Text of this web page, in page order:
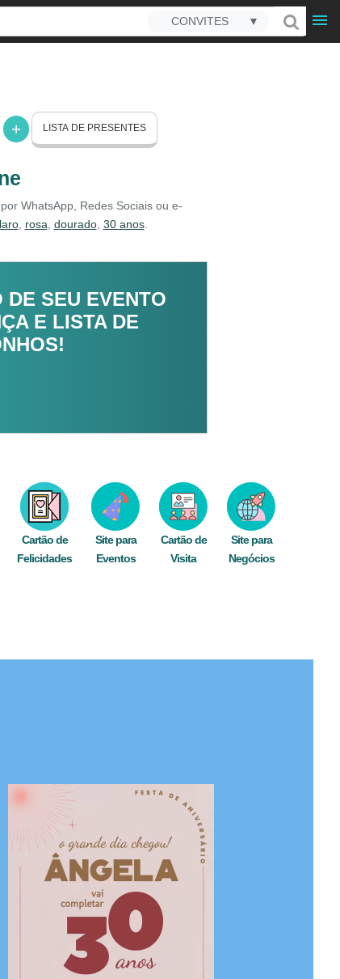
CONVITES ▼
LISTA DE PRESENTES
WhatsApp, Redes Sociais ou e-
, rosa dourado, 30 anos.
SEU EVENTO
E LISTA DE
Cartão de
Felicidades
Site para
Eventos
Cartão de
Visita
Site para
Negócios